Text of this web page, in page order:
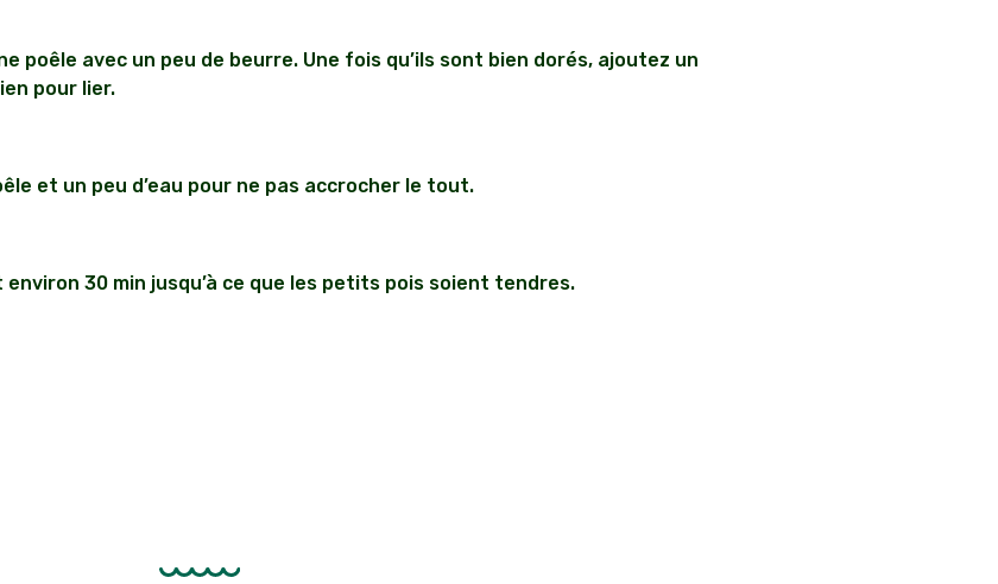
poêle avec un peu de beurre. Une fois qu’ils sont bien dorés, ajoutez un
pour lier.
et un peu d’eau pour ne pas accrocher le tout.
30 min jusqu’à ce que les petits pois soient tendres.